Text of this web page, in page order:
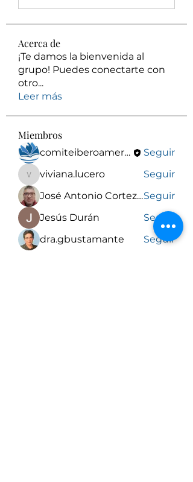
Acerca de
¡Te damos la bienvenida al
grupo! Puedes conectarte con
otro...
Leer más
Miembros
comiteiberoamericanodeetica y bioetica Seguir
viviana.lucero
viviana.lucero
Seguir
José Antonio Cortez TorrezSeguir
Jesús Durán
Seguir
dra.gbustamante
Seguir